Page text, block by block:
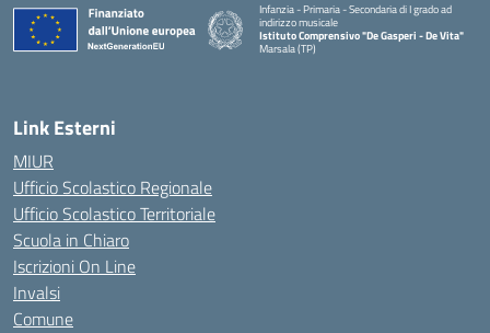
Infanzia - Primaria - Secondaria di I grado ad
indirizzo musicale
Istituto Comprensivo "De Gasperi - De Vita"
Marsala (TP)
Link Esterni
MIUR
Ufficio Scolastico Regionale
Ufficio Scolastico Territoriale
Scuola in Chiaro
Iscrizioni On Line
Invalsi
Comune